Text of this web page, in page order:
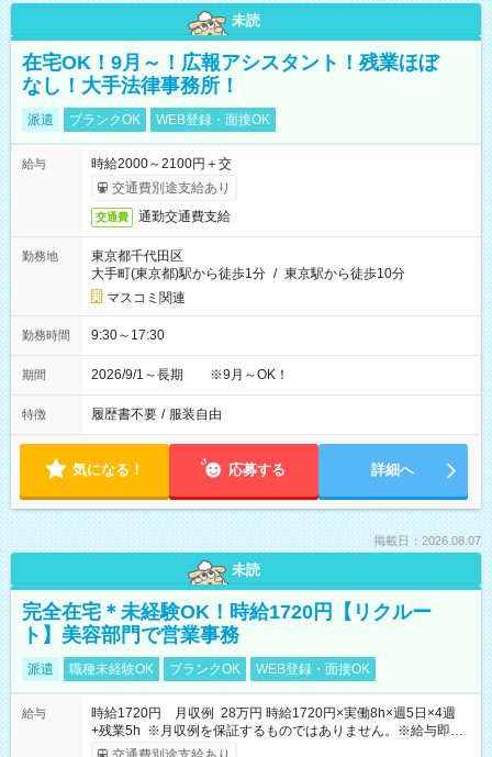
未読
在宅OK！9月～！広報アシスタント！残業ほぼ
なし！大手法律事務所！
派遣 ブランクOK WEB登録・面接OK
給与
時給2000～2100円＋交
交通費別途支給あり
交通費 通勤交通費支給
勤務地
東京都千代田区
大手町(東京都)駅から徒歩1分 / 東京駅から徒歩10分
マスコミ関連
勤務時間 9:30～17:30
期間 2026/9/1～長期 ※9月～OK！
特徴 履歴書不要 / 服装自由
気になる！ 応募する 詳細へ
掲載日：2026.08.07
未読
完全在宅＊未経験OK！時給1720円【リクルー
ト】美容部門で営業事務
派遣 職種未経験OK ブランクOK WEB登録・面接OK
給与
時給1720円 月収例 28万円 時給1720円×実働8h×週5日×4週
+残業5h ※月収例を保証するものではありません。※給与即受
取りサービス利用可（利用条件有）